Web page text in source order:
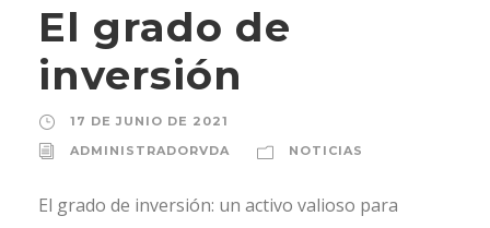
El grado de
inversión
17 DE JUNIO DE 2021
ADMINISTRADORVDA
NOTICIAS
El grado de inversión: un activo valioso para